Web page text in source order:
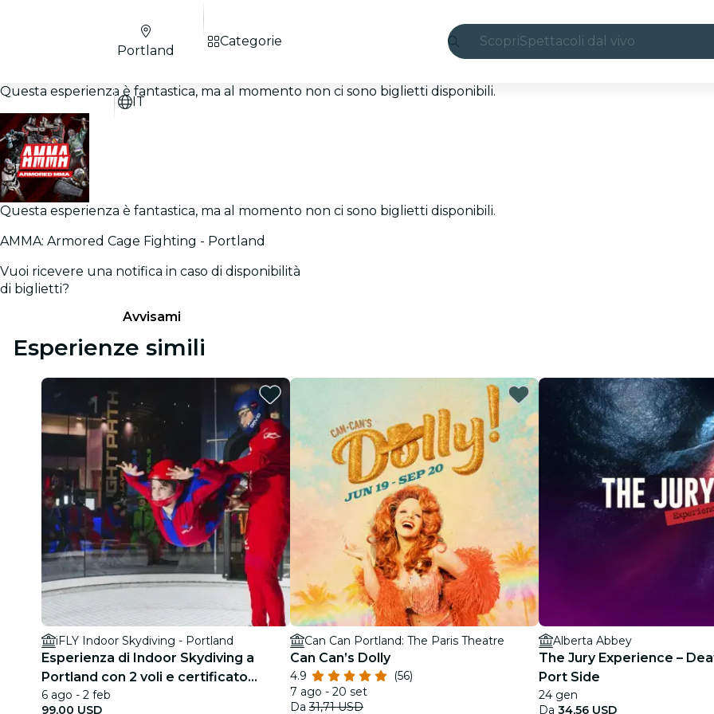
ScopriSpettacoli dal vivo
Ristoranti
Cinema
Portland
IT
Categorie
Questa esperienza è fantastica, ma al momento non ci sono biglietti disponibili.
Questa esperienza è fantastica, ma al momento non ci sono biglietti disponibili.
AMMA: Armored Cage Fighting - Portland
Vuoi ricevere una notifica in caso di disponibilità
di biglietti?
Avvisami
Esperienze simili
iFLY Indoor Skydiving - Portland
Esperienza di Indoor Skydiving a
Portland con 2 voli e certificato
personalizzato
6 ago - 2 feb
99,00 USD
Can Can Portland: The Paris Theatre
Can Can’s Dolly
4.9
(56)
7 ago - 20 set
Da31,71 USD
Alberta Abbey
The Jury Experience –
Port Side
24 gen
Da 34,56 USD